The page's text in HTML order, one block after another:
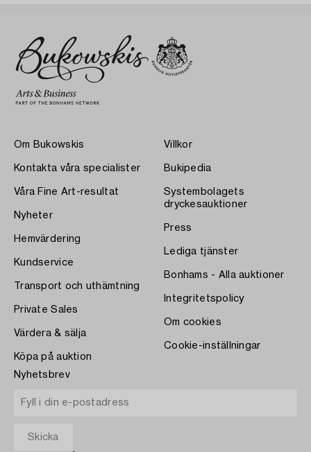
Om Bukowskis
Kontakta våra specialister
Våra Fine Art-resultat
Nyheter
Hemvärdering
Kundservice
Transport och uthämtning
Private Sales
Värdera & sälja
Köpa på auktion
Villkor
Bukipedia
Systembolagets
dryckesauktioner
Press
Lediga tjänster
Bonhams - Alla auktioner
Integritetspolicy
Om cookies
Cookie-inställningar
Nyhetsbrev